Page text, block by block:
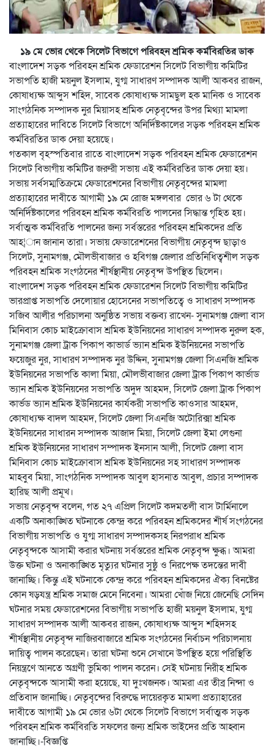
১৯ মে ভোর থেকে সিলেট বিভাগে পরিবহন শ্রমিক কর্মবিরতির ডাক
বাংলাদেশ সড়ক পরিবহন শ্রমিক ফেডারেশন সিলেট বিভাগীয় কমিটির
সভাপতি হাজী ময়নুল ইসলাম, যুগ্ম সাধারণ সম্পাদক আলী আকবর রাজন,
কোষাধ্যক্ষ আব্দুস শহিদ, সাবেক কোষাধ্যক্ষ সামছুল হক মানিক ও সাবেক
সাংগঠনিক সম্পাদক নুর মিয়াসহ শ্রমিক নেতৃবৃন্দের উপর মিথ্যা মামলা
প্রত্যাহারের দাবিতে সিলেট বিভাগে অনির্দিষ্টকালের সড়ক পরিবহন শ্রমিক
কর্মবিরতির ডাক দেয়া হয়েছে।
গতকাল বৃহস্পতিবার রাতে বাংলাদেশ সড়ক পরিবহন শ্রমিক ফেডারেশন
সিলেট বিভাগীয় কমিটির জরুরী সভায় এই কর্মবিরতির ডাক দেয়া হয়।
সভায় সর্বসম্মতিক্রমে ফেডারেশনের বিভাগীয় নেতৃবৃন্দের মামলা
প্রত্যাহারের দাবীতে আগামী ১৯ মে রোজ মঙ্গলবার ভোর ৬ টা থেকে
অনির্দিষ্টকালের পরিবহন শ্রমিক কর্মবিরতি পালনের সিদ্ধান্ত গৃহিত হয়।
সর্বাত্মক কর্মবিরতি পালনের জন্য সর্বস্তরের পরিবহন শ্রমিকদের প্রতি
আহ¦ান জানান তারা। সভায় ফেডারেশনের বিভাগীয় নেতৃবৃন্দ ছাড়াও
সিলেট, সুনামগঞ্জ, মৌলভীবাজার ও হবিগঞ্জ জেলার প্রতিনিধিত্বশীল সড়ক
পরিবহন শ্রমিক সংগঠনের শীর্ষস্থানীয় নেতৃবৃন্দ উপস্থিত ছিলেন।
বাংলাদেশ সড়ক পরিবহন শ্রমিক ফেডারেশন সিলেট বিভাগীয় কমিটির
ভারপ্রাপ্ত সভাপতি দেলোয়ার হোসেনের সভাপতিত্বে ও সাধারণ সম্পাদক
সজিব আলীর পরিচালনা অনুষ্ঠিত সভায় বক্তব্য রাখেন- সুনামগঞ্জ জেলা বাস
মিনিবাস কোচ মাইক্রোবাস শ্রমিক ইউনিয়নের সাধারণ সম্পাদক নুরুল হক,
সুনামগঞ্জ জেলা ট্রাক পিকাপ কাভার্ড ভ্যান শ্রমিক ইউনিয়নের সভাপতি
ফয়েজুর নুর, সাধারণ সম্পাদক নুর উদ্দিন, সুনামগঞ্জ জেলা সিএনজি শ্রমিক
ইউনিয়নের সভাপতি কালা মিয়া, মৌলভীবাজার জেলা ট্রাক পিকাপ কার্ভাড
ভ্যান শ্রমিক ইউনিয়নের সভাপতি অদুদ আহমদ, সিলেট জেলা ট্রাক পিকাপ
কার্ভড ভ্যান শ্রমিক ইউনিয়নের কার্যকরী সভাপতি কাওসার আহমদ,
কোষাধ্যক্ষ বাদল আহমদ, সিলেট জেলা সিএনজি অটোরিক্সা শ্রমিক
ইউনিয়নের সাধারন সম্পাদক আজাদ মিয়া, সিলেট জেলা ইমা লেগুনা
শ্রমিক ইউনিয়নের সাধারণ সম্পাদক ইনসান আলী, সিলেট জেলা বাস
মিনিবাস কোচ মাইক্রোবাস শ্রমিক ইউনিয়নের সহ সাধারণ সম্পাদক
মাহবুব মিয়া, সাংগঠনিক সম্পাদক আবুল হাসনাত আবুল, প্রচার সম্পাদক
হারিছ আলী প্রমূখ।
সভায় নেতৃবৃন্দ বলেন, গত ২৭ এপ্রিল সিলেট কদমতলী বাস টার্মিনালে
একটি অনাকাঙ্খিত ঘটনাকে কেন্দ্র করে পরিবহন শ্রমিকদের শীর্ষ সংগঠনের
বিভাগীয় সভাপতি ও যুগ্ম সাধারণ সম্পাদকসহ নিরপরাধ শ্রমিক
নেতৃবৃন্দকে আসামী করার ঘটনায় সর্বস্তরের শ্রমিক নেতৃবৃন্দ ক্ষুব্ধ। আমরা
উক্ত ঘটনা ও অনাকাঙ্খিত মৃত্যুর ঘটনার সুষ্ঠু ও নিরপেক্ষ তদন্তের দাবী
জানাচ্ছি। কিন্তু এই ঘটনাকে কেন্দ্র করে পরিবহন শ্রমিকদের ঐক্য বিনষ্টের
কোন ষড়যন্ত্র শ্রমিক সমাজ মেনে নিবেনা। আমরা খোঁজ নিয়ে জেনেছি সেদিন
ঘটনার সময় ফেডারেশনের বিভাগীয় সভাপতি হাজী ময়নুল ইসলাম, যুগ্ম
সাধারণ সম্পাদক আলী আকবর রাজন, কোষাধ্যক্ষ আব্দুস শহিদসহ
শীর্ষস্থানীয় নেতৃবৃন্দ নাজিরবাজারে শ্রমিক সংগঠনের নির্বাচন পরিচালনায়
দায়িত্ব পালন করেছেন। তারা ঘটনা শুনে সেখানে উপস্থিত হয়ে পরিস্থিতি
নিয়ন্ত্রণে আনতে অগ্রণী ভুমিকা পালন করেন। সেই ঘটনায় নিরীহ শ্রমিক
নেতৃবৃন্দকে আসামী করা হয়েছে, যা দুঃখজনক। আমরা এর তীব্র নিন্দা ও
প্রতিবাদ জানাচ্ছি। নেতৃবৃন্দের বিরুদ্ধে দায়েরকৃত মামলা প্রত্যাহারের
দাবীতে আগামী ১৯ মে ভোর ৬টা থেকে সিলেট বিভাগে সর্বাত্মক সড়ক
পরিবহন শ্রমিক কর্মবিরতি সফলের জন্য শ্রমিক ভাইদের প্রতি আহ্বান
জানাচ্ছি।-বিজ্ঞপ্তি